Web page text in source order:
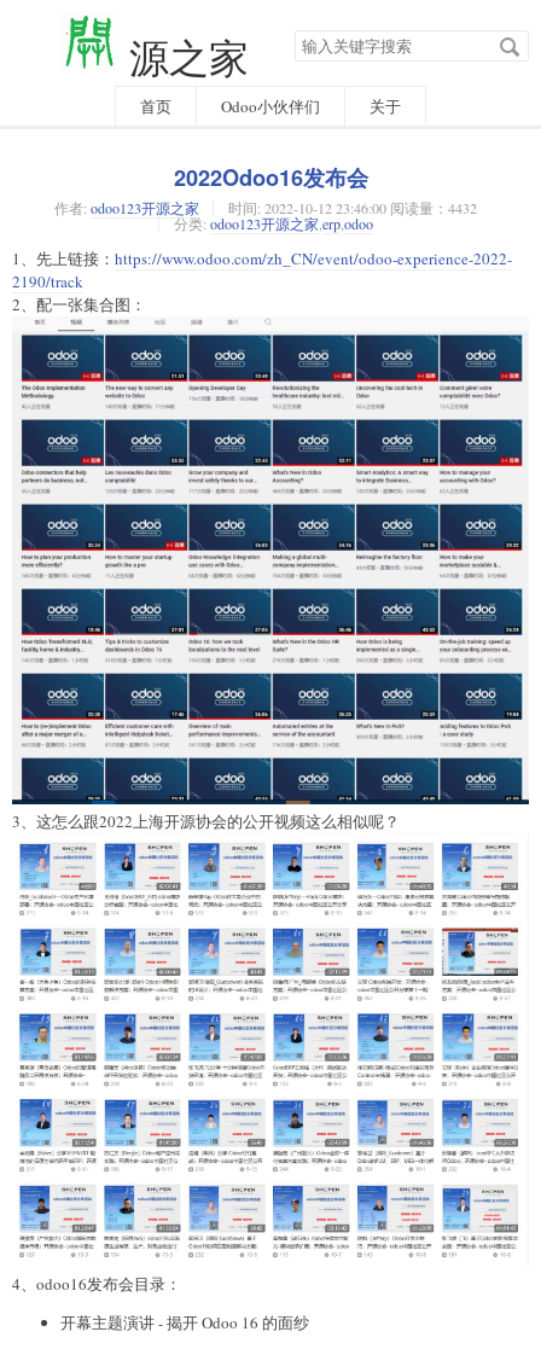
源之家 搜
索
字
首页 Odoo小伙伴们 关于
2022Odoo16发布会
作者: odoo123开源之家 时间: 2022-10-12 23:46:00 阅读量：4432
分类: odoo123开源之家 erpodoo
1、先上链接： https://www.odoo.com/zh_CN/event/odoo-experience-2022-
2190/track
2、配一张集合图：
3、这怎么跟2022上海开源协会的公开视频这么相似呢？
4、odoo16发布会目录：
开幕主题演讲 - 揭开 Odoo 16 的面纱